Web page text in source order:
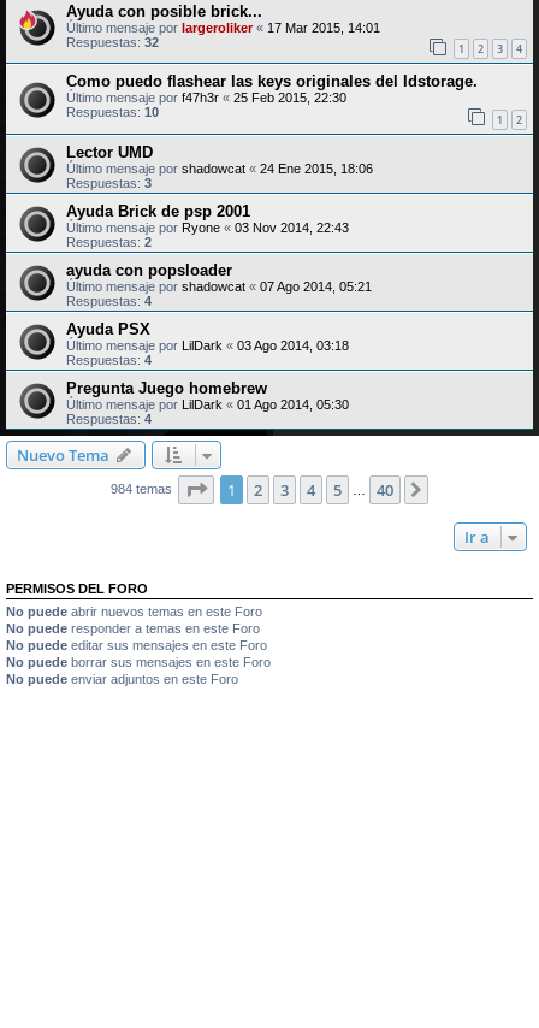
Ayuda con posible brick...
Último mensaje por largeroliker« 17 Mar 2015, 14:01
Respuestas: 32 1 2 3 4
Como puedo flashear las keys originales del Idstorage.
Último mensaje por f47h3r « 25 Feb 2015, 22:30
Respuestas: 10 1 2
Lector UMD
Último mensaje por shadowcat « 24 Ene 2015, 18:06
Respuestas: 3
Ayuda Brick de psp 2001
Último mensaje por Ryone « 03 Nov 2014, 22:43
Respuestas: 2
ayuda con popsloader
Último mensaje por shadowcat « 07 Ago 2014, 05:21
Respuestas: 4
Ayuda PSX
Último mensaje por LilDark « 03 Ago 2014, 03:18
Respuestas: 4
Pregunta Juego homebrew
Último mensaje por LilDark « 01 Ago 2014, 05:30
Respuestas: 4
Nuevo Tema
984 temas Página de 40
1 2 3 4 5 40
Ir a
PERMISOS DEL FORO
No puede abrir nuevos temas en este Foro
No puede responder a temas en este Foro
No puede editar sus mensajes en este Foro
No puede borrar sus mensajes en este Foro
No puede enviar adjuntos en este Foro